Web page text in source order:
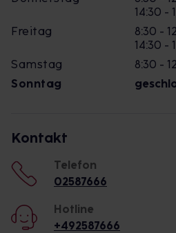
14:30 -
Freitag
8:30 -
14:30 -
Samstag
8:30 -
Sonntag
Kontakt
Telefon
02587666
Hotline
+492587666